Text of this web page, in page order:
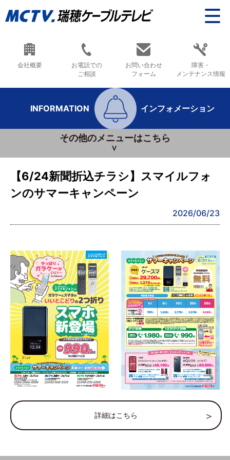
会社概要
お電話での
ご相談
お問い合わせ
フォーム
障害・
メンテナンス情報
INFORMATION インフォメーション
その他のメニューはこちら
【6/24新聞折込チラシ】スマイルフォ
ンのサマーキャンペーン
2026/06/23
詳細はこちら